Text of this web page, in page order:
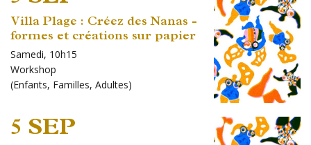
Villa Plage : Créez des Nanas -
formes et créations sur papier
Samedi, 10h15
Workshop
(Enfants, Familles, Adultes)
5 SEP